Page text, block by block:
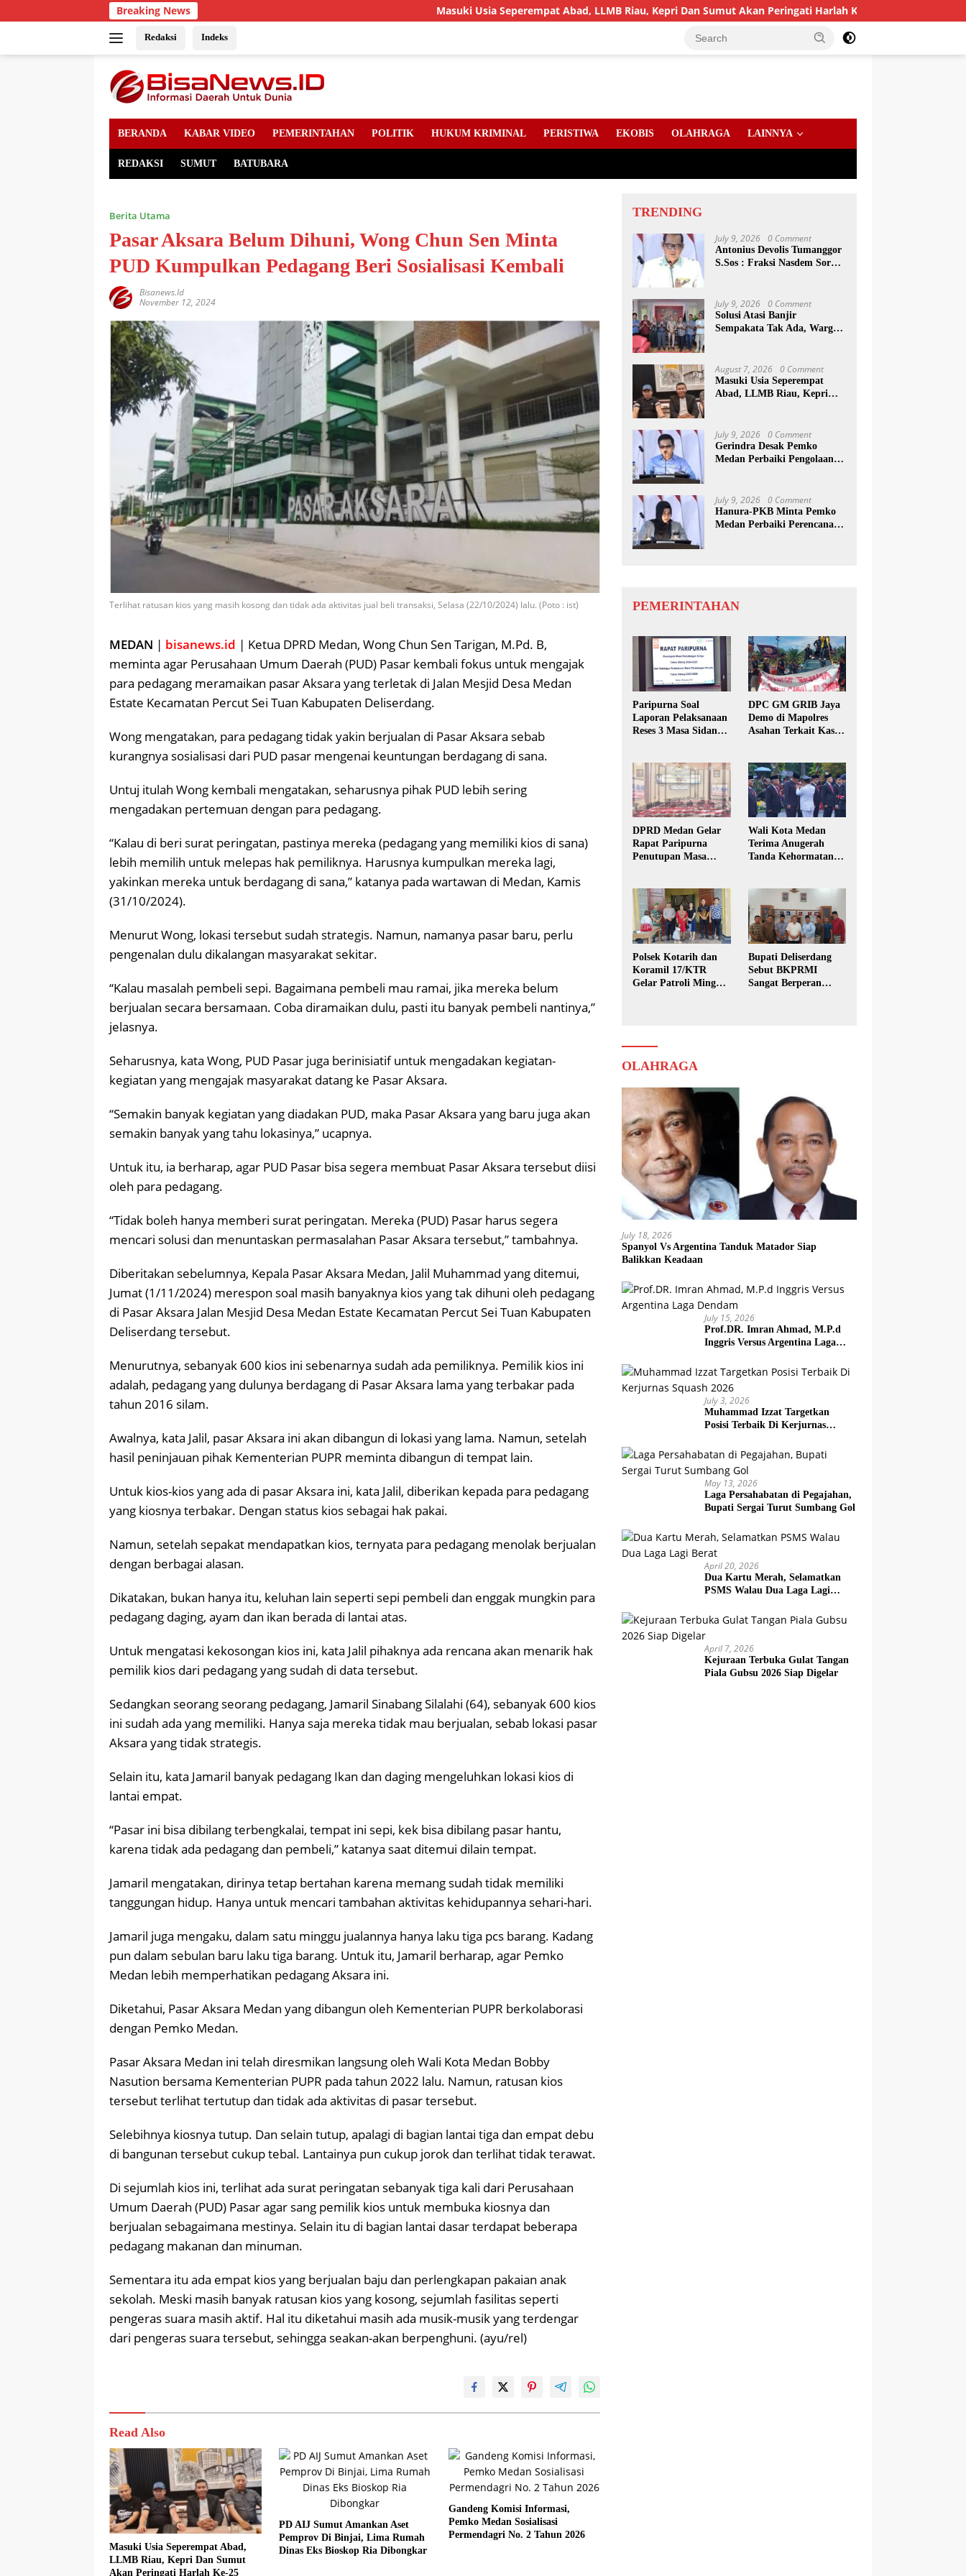
to
Breaking News Masuki Usia Seperempat Abad, LLMB Riau, Kepri Dan Sumut Akan Peringati Harlah Ke-25
Redaksi Indeks
BERANDA KABAR VIDEO PEMERINTAHAN POLITIK HUKUM KRIMINAL PERISTIWA EKOBIS OLAHRAGA LAINNYA
REDAKSI SUMUT BATUBARA
Berita Utama
Pasar Aksara Belum Dihuni, Wong Chun Sen Minta
PUD Kumpulkan Pedagang Beri Sosialisasi Kembali
Bisanews.id
November 12, 2024
Terlihat ratusan kios yang masih kosong dan tidak ada aktivitas jual beli transaksi, Selasa (22/10/2024) lalu. (Poto : ist)
MEDAN | bisanews.id | Ketua DPRD Medan, Wong Chun Sen Tarigan, M.Pd. B,
meminta agar Perusahaan Umum Daerah (PUD) Pasar kembali fokus untuk mengajak
para pedagang meramaikan pasar Aksara yang terletak di Jalan Mesjid Desa Medan
Estate Kecamatan Percut Sei Tuan Kabupaten Deliserdang.
Wong mengatakan, para pedagang tidak yakin berjualan di Pasar Aksara sebab
kurangnya sosialisasi dari PUD pasar mengenai keuntungan berdagang di sana.
Untuj itulah Wong kembali mengatakan, seharusnya pihak PUD lebih sering
mengadakan pertemuan dengan para pedagang.
“Kalau di beri surat peringatan, pastinya mereka (pedagang yang memiliki kios di sana)
lebih memilih untuk melepas hak pemiliknya. Harusnya kumpulkan mereka lagi,
yakinkan mereka untuk berdagang di sana,” katanya pada wartawan di Medan, Kamis
(31/10/2024).
Menurut Wong, lokasi tersebut sudah strategis. Namun, namanya pasar baru, perlu
pengenalan dulu dikalangan masyarakat sekitar.
“Kalau masalah pembeli sepi. Bagaimana pembeli mau ramai, jika mereka belum
berjualan secara bersamaan. Coba diramaikan dulu, pasti itu banyak pembeli nantinya,”
jelasnya.
Seharusnya, kata Wong, PUD Pasar juga berinisiatif untuk mengadakan kegiatan-
kegiatan yang mengajak masyarakat datang ke Pasar Aksara.
“Semakin banyak kegiatan yang diadakan PUD, maka Pasar Aksara yang baru juga akan
semakin banyak yang tahu lokasinya,” ucapnya.
Untuk itu, ia berharap, agar PUD Pasar bisa segera membuat Pasar Aksara tersebut diisi
oleh para pedagang.
“Tidak boleh hanya memberi surat peringatan. Mereka (PUD) Pasar harus segera
mencari solusi dan menuntaskan permasalahan Pasar Aksara tersebut,” tambahnya.
Diberitakan sebelumnya, Kepala Pasar Aksara Medan, Jalil Muhammad yang ditemui,
Jumat (1/11/2024) merespon soal masih banyaknya kios yang tak dihuni oleh pedagang
di Pasar Aksara Jalan Mesjid Desa Medan Estate Kecamatan Percut Sei Tuan Kabupaten
Deliserdang tersebut.
Menurutnya, sebanyak 600 kios ini sebenarnya sudah ada pemiliknya. Pemilik kios ini
adalah, pedagang yang dulunya berdagang di Pasar Aksara lama yang terbakar pada
tahun 2016 silam.
Awalnya, kata Jalil, pasar Aksara ini akan dibangun di lokasi yang lama. Namun, setelah
hasil peninjauan pihak Kementerian PUPR meminta dibangun di tempat lain.
Untuk kios-kios yang ada di pasar Aksara ini, kata Jalil, diberikan kepada para pedagang
yang kiosnya terbakar. Dengan status kios sebagai hak pakai.
Namun, setelah sepakat mendapatkan kios, ternyata para pedagang menolak berjualan
dengan berbagai alasan.
Dikatakan, bukan hanya itu, keluhan lain seperti sepi pembeli dan enggak mungkin para
pedagang daging, ayam dan ikan berada di lantai atas.
Untuk mengatasi kekosongan kios ini, kata Jalil pihaknya ada rencana akan menarik hak
pemilik kios dari pedagang yang sudah di data tersebut.
Sedangkan seorang seorang pedagang, Jamaril Sinabang Silalahi (64), sebanyak 600 kios
ini sudah ada yang memiliki. Hanya saja mereka tidak mau berjualan, sebab lokasi pasar
Aksara yang tidak strategis.
Selain itu, kata Jamaril banyak pedagang Ikan dan daging mengeluhkan lokasi kios di
lantai empat.
“Pasar ini bisa dibilang terbengkalai, tempat ini sepi, kek bisa dibilang pasar hantu,
karena tidak ada pedagang dan pembeli,” katanya saat ditemui dilain tempat.
Jamaril mengatakan, dirinya tetap bertahan karena memang sudah tidak memiliki
tanggungan hidup. Hanya untuk mencari tambahan aktivitas kehidupannya sehari-hari.
Jamaril juga mengaku, dalam satu minggu jualannya hanya laku tiga pcs barang. Kadang
pun dalam sebulan baru laku tiga barang. Untuk itu, Jamaril berharap, agar Pemko
Medan lebih memperhatikan pedagang Aksara ini.
Diketahui, Pasar Aksara Medan yang dibangun oleh Kementerian PUPR berkolaborasi
dengan Pemko Medan.
Pasar Aksara Medan ini telah diresmikan langsung oleh Wali Kota Medan Bobby
Nasution bersama Kementerian PUPR pada tahun 2022 lalu. Namun, ratusan kios
tersebut terlihat tertutup dan tidak ada aktivitas di pasar tersebut.
Selebihnya kiosnya tutup. Dan selain tutup, apalagi di bagian lantai tiga dan empat debu
di bangunan tersebut cukup tebal. Lantainya pun cukup jorok dan terlihat tidak terawat.
Di sejumlah kios ini, terlihat ada surat peringatan sebanyak tiga kali dari Perusahaan
Umum Daerah (PUD) Pasar agar sang pemilik kios untuk membuka kiosnya dan
berjualan sebagaimana mestinya. Selain itu di bagian lantai dasar terdapat beberapa
pedagang makanan dan minuman.
Sementara itu ada empat kios yang berjualan baju dan perlengkapan pakaian anak
sekolah. Meski masih banyak ratusan kios yang kosong, sejumlah fasilitas seperti
pengeras suara masih aktif. Hal itu diketahui masih ada musik-musik yang terdengar
dari pengeras suara tersebut, sehingga seakan-akan berpenghuni. (ayu/rel)
Read Also
Masuki Usia Seperempat Abad,
LLMB Riau, Kepri Dan Sumut
Akan Peringati Harlah Ke-25
PD AIJ Sumut Amankan Aset
Pemprov Di Binjai, Lima Rumah
Dinas Eks Bioskop Ria Dibongkar
Gandeng Komisi Informasi,
Pemko Medan Sosialisasi
Permendagri No. 2 Tahun 2026
TRENDING
July 9, 2026 0 Comment
Antonius Devolis Tumanggor
S.Sos : Fraksi Nasdem Soroti
July 9, 2026 0 Comment
Solusi Atasi Banjir
Sempakata Tak Ada, Warga
August 7, 2026 0 Comment
Masuki Usia Seperempat
Abad, LLMB Riau, Kepri
July 9, 2026 0 Comment
Gerindra Desak Pemko
Medan Perbaiki Pengolaan
July 9, 2026 0 Comment
Hanura-PKB Minta Pemko
Medan Perbaiki Perencanaan
PEMERINTAHAN
Paripurna Soal
Laporan Pelaksanaan
Reses 3 Masa Sidang
DPC GM GRIB Jaya
Demo di Mapolres
Asahan Terkait Kasus
DPRD Medan Gelar
Rapat Paripurna
Penutupan Masa
Wali Kota Medan
Terima Anugerah
Tanda Kehormatan
Polsek Kotarih dan
Koramil 17/KTR
Gelar Patroli Minggu
Bupati Deliserdang
Sebut BKPRMI
Sangat Berperan
OLAHRAGA
July 18, 2026
Spanyol Vs Argentina Tanduk Matador Siap
Balikkan Keadaan
July 15, 2026
Prof.DR. Imran Ahmad, M.P.d
Inggris Versus Argentina Laga
July 3, 2026
Muhammad Izzat Targetkan
Posisi Terbaik Di Kerjurnas
May 13, 2026
Laga Persahabatan di Pegajahan,
Bupati Sergai Turut Sumbang Gol
April 20, 2026
Dua Kartu Merah, Selamatkan
PSMS Walau Dua Laga Lagi
April 7, 2026
Kejuraan Terbuka Gulat Tangan
Piala Gubsu 2026 Siap Digelar